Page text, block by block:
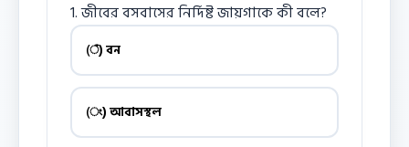
1. জীবের বসবাসের নির্দিষ্ট জায়গাকে কী বলে?
(ঁ) বন
(ং) আবাসস্থল